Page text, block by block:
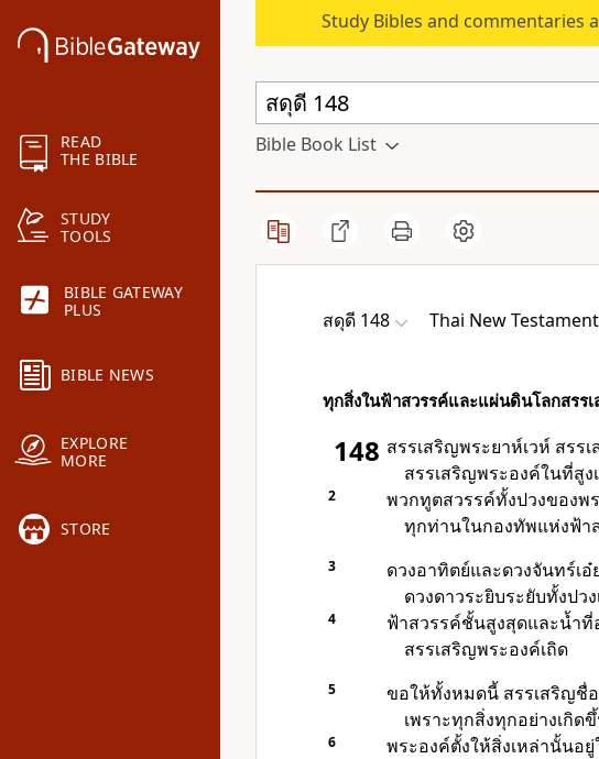
READ
THE BIBLE
STUDY
TOOLS
BIBLE GATEWAY
PLUS
BIBLE NEWS
EXPLORE
MORE
STORE
Study Bibles and commentaries
Bible Book List
สดุดี 148 Thai New
ทุกสิ่งในฟ้าสวรรค์และแผ่นดินโลกสรร
148 สรรเสริญพระยาห์เวห์ สรร
สรรเสริญพระองค์ในที่สูง
2
พวกทูตสวรรค์ทั้งปวงของพ
ทุกท่านในกองทัพแห่งฟ้า
3
ดวงอาทิตย์และดวงจันทร์เ
ดวงดาวระยิบระยับทั้งปว
4
ฟ้าสวรรค์ชั้นสูงสุดและน้ำที่
สรรเสริญพระองค์เถิด
5
ขอให้ทั้งหมดนี้ สรรเสริญชื่
เพราะทุกสิ่งทุกอย่างเกิ
6
พระองค์ตั้งให้สิ่งเหล่านั้นอ